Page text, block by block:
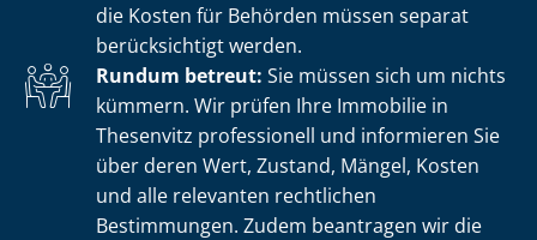
die Kosten für Behörden müssen separat
berücksichtigt werden.
Rundum betreut: Sie müssen sich um nichts
kümmern. Wir prüfen Ihre Immobilie in
Thesenvitz professionell und informieren Sie
über deren Wert, Zustand, Mängel, Kosten
und alle relevanten rechtlichen
Bestimmungen. Zudem beantragen wir die